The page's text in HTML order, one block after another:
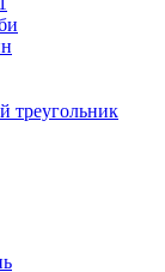
треугольник